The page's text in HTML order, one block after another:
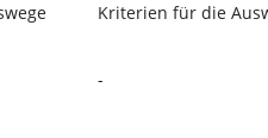
Kriterien für die
-